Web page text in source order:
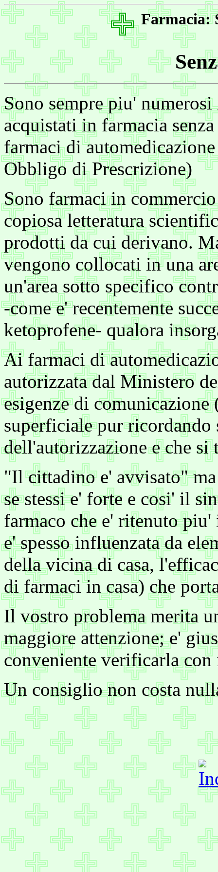
Farmacia:
Sono sempre piu'
acquistati in farmacia
farmaci di
Obbligo di Prescrizione)
Sono farmaci in
copiosa letteratura
prodotti da cui derivano.
vengono collocati in una
un'area sotto specifico
-come e' recentemente
ketoprofene- qualora
Ai farmaci di
autorizzata dal Ministero
esigenze di comunicazione
superficiale pur ricordando
dell'autorizzazione e che si
"Il cittadino e' avvisato"
se stessi e' forte e cosi' il
farmaco che e' ritenuto
e' spesso influenzata da
della vicina di casa,
di farmaci in casa) che
Il vostro problema merita
maggiore attenzione; e'
conveniente verificarla
Un consiglio non costa